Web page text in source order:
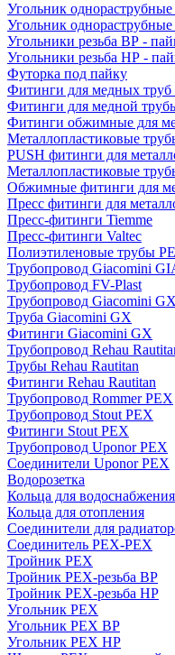
Угольник однораструбные
Угольник однораструбные
Угольники резьба ВР -
Угольники резьба НР -
Футорка под пайку
Фитинги для медных
Фитинги для медной
Фитинги обжимные для
Металлопластиковые
PUSH фитинги для
Металлопластиковые
Обжимные фитинги для
Пресс фитинги для
Пресс-фитинги Tiemme
Пресс-фитинги Valtec
Полиэтиленовые трубы
Трубопровод Giacomini
Трубопровод FV-Plast
Трубопровод Giacomini GX
Труба Giacomini GX
Фитинги Giacomini GX
Трубопровод Rehau
Трубы Rehau Rautitan
Фитинги Rehau Rautitan
Трубопровод Rommer PEX
Трубопровод Stout PEX
Фитинги Stout PEX
Трубопровод Uponor PEX
Соединители Uponor PEX
Водорозетка
Кольца для водоснабжения
Кольца для отопления
Соединители для
Соединитель PEX-PEX
Тройник PEX
Тройник PEX-резьба ВР
Тройник PEX-резьба НР
Угольник PEX
Угольник PEX ВР
Угольник PEX НР